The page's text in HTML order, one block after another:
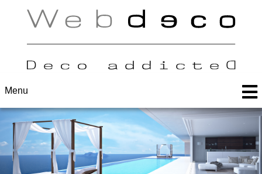
Menu